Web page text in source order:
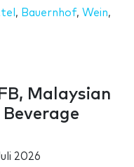
, Bauernhof, Wein,
Malaysian
2026